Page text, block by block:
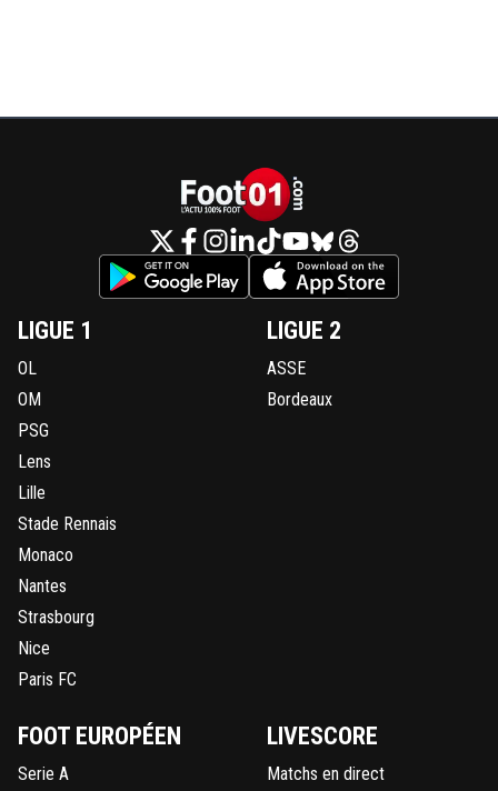
LIGUE 1
OL
OM
PSG
Lens
Lille
Stade Rennais
Monaco
Nantes
Strasbourg
Nice
Paris FC
LIGUE 2
ASSE
Bordeaux
FOOT EUROPÉEN
Serie A
LIVESCORE
Matchs en direct